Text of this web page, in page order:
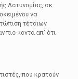
Αστυνομίας, σε
να
τέτοιων
πιο κοντά απ’ ότι
που κρατούν